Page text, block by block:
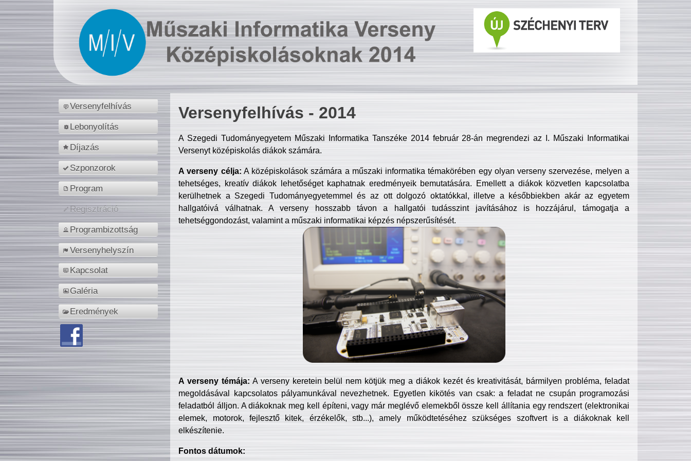
Versenyfelhívás
Lebonyolítás
Díjazás
Szponzorok
Program
Regisztráció
Programbizottság
Versenyhelyszín
Kapcsolat
Galéria
Eredmények
Versenyfelhívás - 2014
A Szegedi Tudományegyetem Műszaki Informatika Tanszéke 2014 február 28-án megrendezi az I. Műszaki Informatikai
Versenyt középiskolás diákok számára.
A verseny célja: A középiskolások számára a műszaki informatika témakörében egy olyan verseny szervezése, melyen a
tehetséges, kreatív diákok lehetőséget kaphatnak eredményeik bemutatására. Emellett a diákok közvetlen kapcsolatba
kerülhetnek a Szegedi Tudományegyetemmel és az ott dolgozó oktatókkal, illetve a későbbiekben akár az egyetem
hallgatóivá válhatnak. A verseny hosszabb távon a hallgatói tudásszint javításához is hozzájárul, támogatja a
tehetséggondozást, valamint a műszaki informatikai képzés népszerűsítését.
A verseny témája: A verseny keretein belül nem kötjük meg a diákok kezét és kreativitását, bármilyen probléma, feladat
megoldásával kapcsolatos pályamunkával nevezhetnek. Egyetlen kikötés van csak: a feladat ne csupán programozási
feladatból álljon. A diákoknak meg kell építeni, vagy már meglévő elemekből össze kell állítania egy rendszert (elektronikai
elemek, motorok, fejlesztő kitek, érzékelők, stb...), amely működtetéséhez szükséges szoftvert is a diákoknak kell
elkészítenie.
Fontos dátumok: